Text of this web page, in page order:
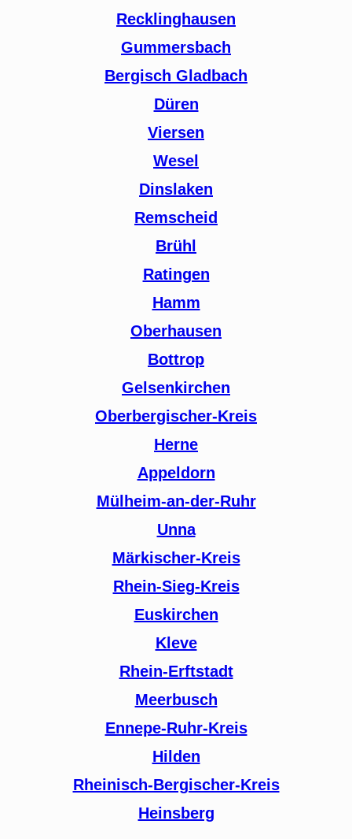
Recklinghausen
Gummersbach
Bergisch Gladbach
Düren
Viersen
Wesel
Dinslaken
Remscheid
Brühl
Ratingen
Hamm
Oberhausen
Bottrop
Gelsenkirchen
Oberbergischer-Kreis
Herne
Appeldorn
Mülheim-an-der-Ruhr
Unna
Märkischer-Kreis
Rhein-Sieg-Kreis
Euskirchen
Kleve
Rhein-Erftstadt
Meerbusch
Ennepe-Ruhr-Kreis
Hilden
Rheinisch-Bergischer-Kreis
Heinsberg